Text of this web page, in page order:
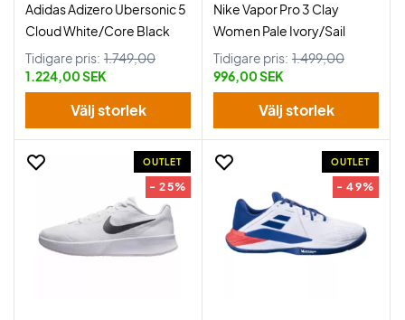
Adidas Adizero Ubersonic 5
Cloud White/Core Black
Tidigare pris: 1.749,00
1.224,00 SEK
Välj storlek
Nike Vapor Pro 3 Clay
Women Pale Ivory/Sail
Tidigare pris: 1.499,00
996,00 SEK
Välj storlek
OUTLET
- 25%
OUTLET
- 49%